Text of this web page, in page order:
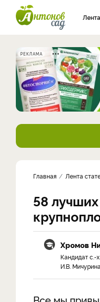
РЕКЛАМА
Главная Лента
58
Хромов
Кандидат с.-
И.В. Мичурина